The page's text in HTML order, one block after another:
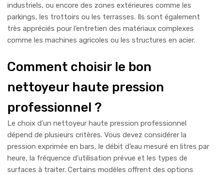
industriels, ou encore des zones extérieures comme les
parkings, les trottoirs ou les terrasses. Ils sont également
très appréciés pour l’entretien des matériaux complexes
comme les machines agricoles ou les structures en acier.
Comment choisir le bon
nettoyeur haute pression
professionnel ?
Le choix d’un nettoyeur haute pression professionnel
dépend de plusieurs critères. Vous devez considérer la
pression exprimée en bars, le débit d’eau mesuré en litres par
heure, la fréquence d’utilisation prévue et les types de
surfaces à traiter. Certains modèles offrent des options